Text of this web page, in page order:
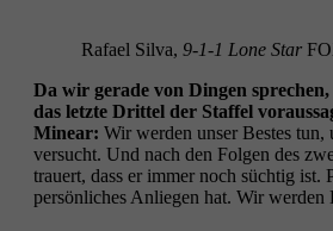
Rafael Silva, 9-1-1 Lone Star
Da wir gerade von Dingen
das letzte Drittel der Staffel
Minear: Wir werden unser Bestes
versucht. Und nach den Folgen des
trauert, dass er immer noch süchtig
persönliches Anliegen hat. Wir